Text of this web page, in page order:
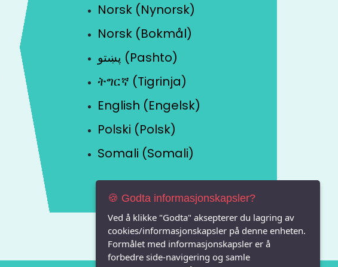
Norsk (Nynorsk)
Norsk (Bokmål)
پښتو (Pashto)
ትግርኛ (Tigrinja)
English (Engelsk)
Polski (Polsk)
Somali (Somali)
🍪 Godta informasjonskapsler?
Ved å klikke "Godta" aksepterer du lagring av
cookies/informasjonskapsler på denne enheten.
Formålet med informasjonskapsler er å
forbedre side-navigering og samle